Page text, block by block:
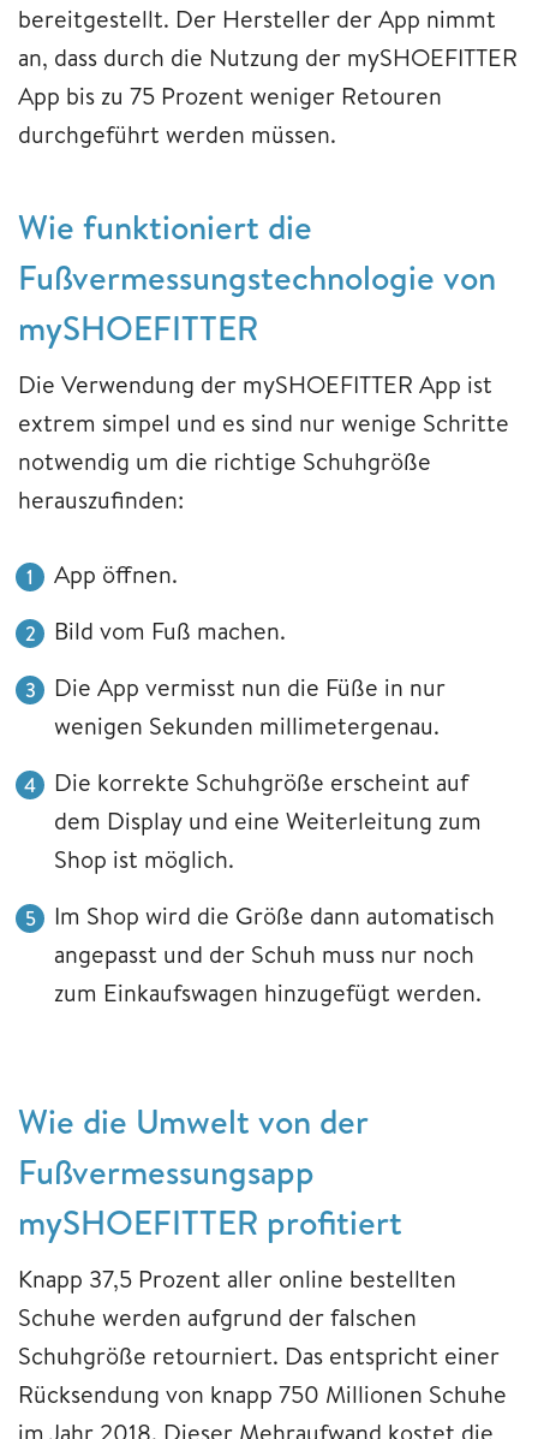
bereitgestellt. Der Hersteller der App nimmt
an, dass durch die Nutzung der mySHOEFITTER
App bis zu 75 Prozent weniger Retouren
durchgeführt werden müssen.
​​​​​​​Wie funktioniert die
Fußvermessungstechnologie von
mySHOEFITTER
Die Verwendung der mySHOEFITTER App ist
extrem simpel und es sind nur wenige Schritte
notwendig um die richtige Schuhgröße
herauszufinden:
App öffnen.
Bild vom Fuß machen.
Die App vermisst nun die Füße in nur
wenigen Sekunden millimetergenau.
Die korrekte Schuhgröße erscheint auf
dem Display und eine Weiterleitung zum
Shop ist möglich.
Im Shop wird die Größe dann automatisch
angepasst und der Schuh muss nur noch
zum Einkaufswagen hinzugefügt werden.
Wie die Umwelt von der
Fußvermessungsapp
mySHOEFITTER profitiert
Knapp 37,5 Prozent aller online bestellten
Schuhe werden aufgrund der falschen
Schuhgröße retourniert. Das entspricht einer
Rücksendung von knapp 750 Millionen Schuhe
im Jahr 2018. Dieser Mehraufwand kostet die